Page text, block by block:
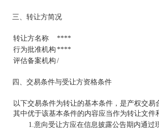
三、转让方简况
转让方名称
****
行为批准机构 ****
评估备案机构 /
四、交易条件与受让方资格条件
以下交易条件为转让的基本条件，是产权交
其中优于该基本条件的内容应当作为转让文件
1.意向受让方应在信息披露公告期内通